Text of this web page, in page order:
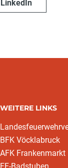
LinkedIn
WEITERE LINKS
BFK Vöcklabruck
AFK Frankenmarkt